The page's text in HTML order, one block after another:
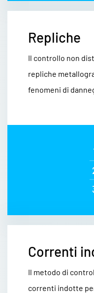
Repliche
Il controllo non
repliche
fenomeni di
Correnti
Il metodo di
correnti indotte